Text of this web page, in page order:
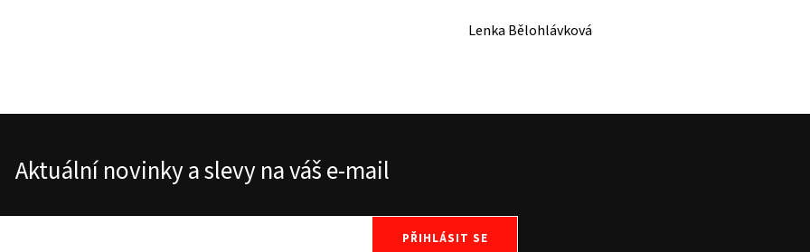
Lenka Bělohlávková
Aktuální novinky a slevy na váš e-mail
PŘIHLÁSIT SE